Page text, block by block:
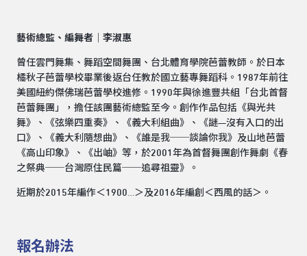
藝術總監、編舞者｜李淑惠
曾任雲門舞集、舞蹈空間舞團、台北體育學院芭蕾教師。於日本
橘秋子芭蕾學校畢業後返台任教於國立藝專舞蹈科。1987年前往
美國紐約傑佛瑞芭蕾學校進修。1990年與徐進豐共組「台北首督
芭蕾舞團」，擔任該團藝術總監至今。創作作品包括《與光共
舞》、《弦樂四重奏》、《義大利組曲》、《謎—沒有入口的出
口》、《義大利隨想曲》、《誰是我──談論你我》及山地芭蕾
《高山印象》、《出岫》等，於2001年為首督舞團創作舞劇《春
之祭典──台灣原住民篇──追尋祖靈》。
近期於2015年編作＜1900…＞及2016年編創＜西風的話＞。
報名辦法